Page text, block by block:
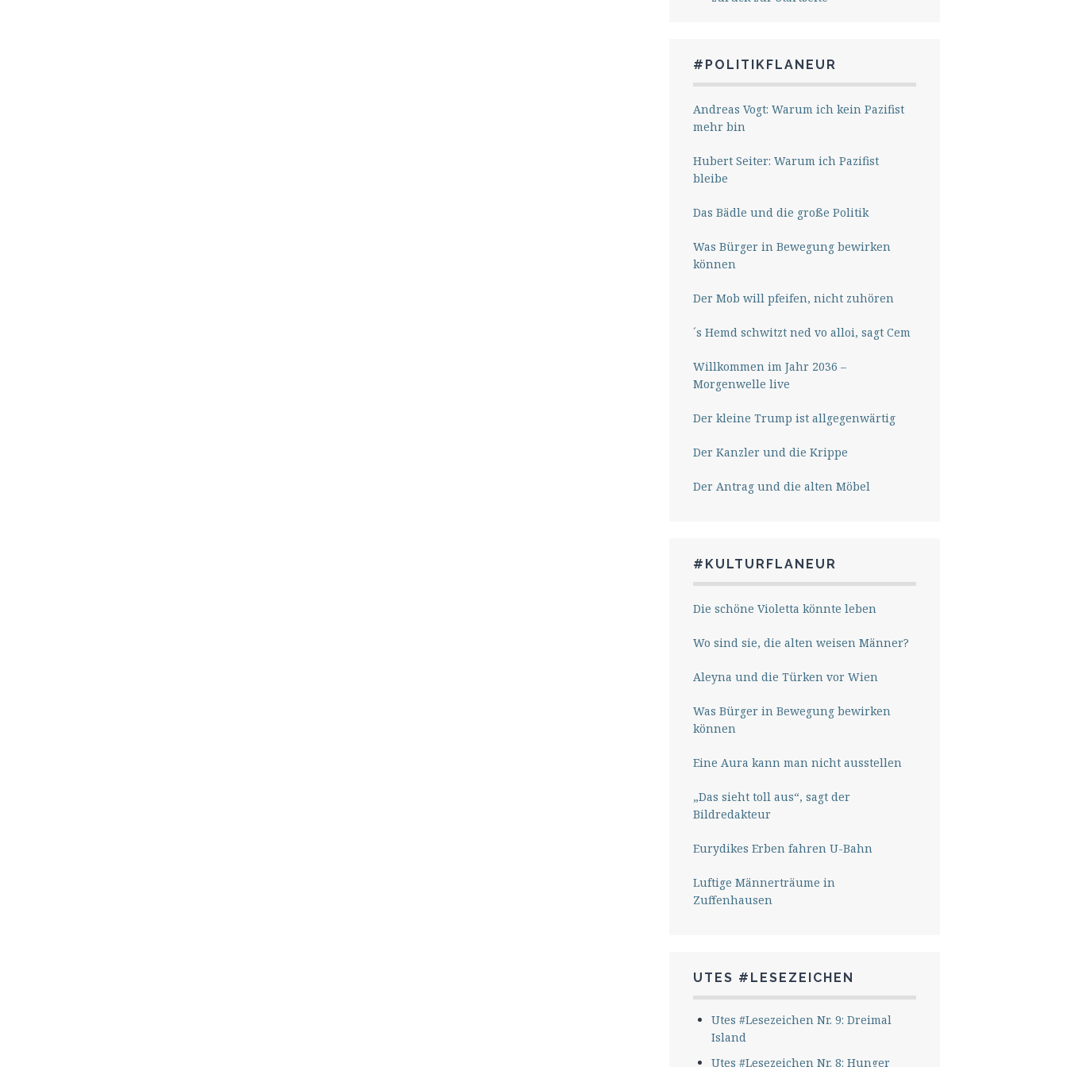
#POLITIKFLANEUR
Andreas Vogt: Warum ich kein Pazifist
mehr bin
Hubert Seiter: Warum ich Pazifist
bleibe
Das Bädle und die große Politik
Was Bürger in Bewegung bewirken
können
Der Mob will pfeifen, nicht zuhören
´s Hemd schwitzt ned vo alloi, sagt Cem
Willkommen im Jahr 2036 –
Morgenwelle live
Der kleine Trump ist allgegenwärtig
Der Kanzler und die Krippe
Der Antrag und die alten Möbel
#KULTURFLANEUR
Die schöne Violetta könnte leben
Wo sind sie, die alten weisen Männer?
Aleyna und die Türken vor Wien
Was Bürger in Bewegung bewirken
können
Eine Aura kann man nicht ausstellen
„Das sieht toll aus“, sagt der
Bildredakteur
Eurydikes Erben fahren U-Bahn
Luftige Männerträume in
Zuffenhausen
UTES #LESEZEICHEN
Utes #Lesezeichen Nr. 9: Dreimal
Island
Utes #Lesezeichen Nr. 8: Hunger